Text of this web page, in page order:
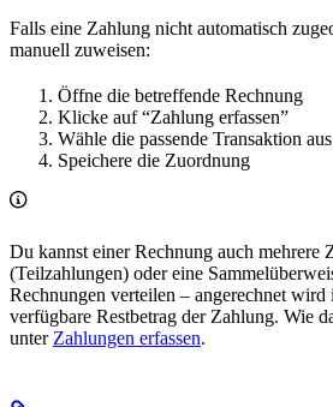
Falls eine Zahlung nicht automatisch
manuell zuweisen:
Öffne die betreffende Rechnung
Klicke auf “Zahlung erfassen”
Wähle die passende Transaktion aus
Speichere die Zuordnung
Du kannst einer Rechnung auch mehrere
(Teilzahlungen) oder eine
Rechnungen verteilen – angerechnet wird
verfügbare Restbetrag der Zahlung. Wie
unter Zahlungen erfassen.